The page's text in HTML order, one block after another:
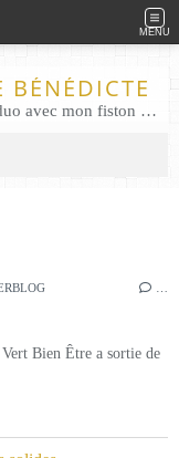
MENU
BÉNÉDICTE
Des gourmandises sans gluten en solo en duo avec mon fiston . Salé comme Sucré sans gluten éco responsable Les Gourmandises de Bénédicte gâteau produits locaux
Bien Être a sortie de